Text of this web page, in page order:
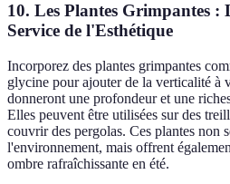
10. Les Plantes Grimpantes :
Service de l'Esthétique
Incorporez des plantes grimpantes
glycine pour ajouter de la verticalité à
donneront une profondeur et une
Elles peuvent être utilisées sur des
couvrir des pergolas. Ces plantes non
l'environnement, mais offrent
ombre rafraîchissante en été.